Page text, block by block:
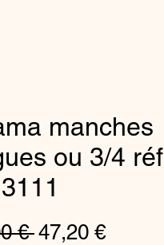
manches
ou 3/4 réf
€ Regular
47,20 €Sale